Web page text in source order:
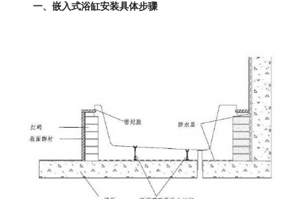
一、嵌入式浴缸安装具体步骤